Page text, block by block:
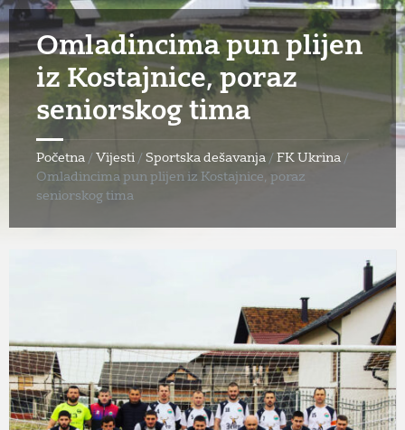
Omladincima pun plijen
iz Kostajnice, poraz
seniorskog tima
Početna / Vijesti / Sportska dešavanja / FK Ukrina /
Omladincima pun plijen iz Kostajnice, poraz
seniorskog tima